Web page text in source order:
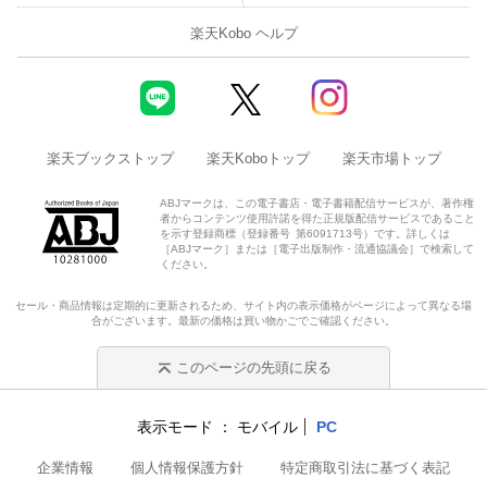
楽天Kobo ヘルプ
楽天ブックストップ 楽天Koboトップ 楽天市場トップ
ABJマークは、この電子書店・電子書籍配信サービスが、著作権
者からコンテンツ使用許諾を得た正規版配信サービスであること
を示す登録商標（登録番号 第6091713号）です。詳しくは
［ABJマーク］または［電子出版制作・流通協議会］で検索して
ください。
セール・商品情報は定期的に更新されるため、サイト内の表示価格がページによって異なる場
合がございます。最新の価格は買い物かごでご確認ください。
このページの先頭に戻る
表示モード モバイル PC
企業情報 個人情報保護方針 特定商取引法に基づく表記